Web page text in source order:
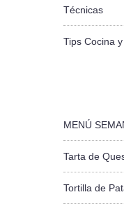
Técnicas
Tips Cocina
MENÚ
Tarta de
Tortilla de